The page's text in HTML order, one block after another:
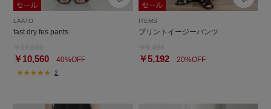
LAATO
fast dry fes pants
￥10,560 40%OFF
2
ITEMS
プリントイージーパンツ
￥5,19220%OFF